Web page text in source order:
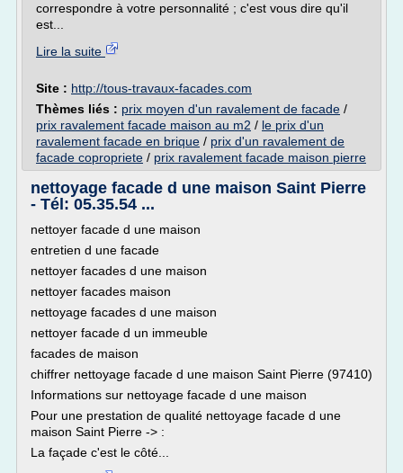
correspondre à votre personnalité ; c'est vous dire qu'il
est...
Lire la suite
Site : http://tous-travaux-facades.com
Thèmes liés : prix moyen d'un ravalement de facade /
prix ravalement facade maison au m2 / le prix d'un
ravalement facade en brique / prix d'un ravalement de
facade copropriete / prix ravalement facade maison pierre
nettoyage facade d une maison Saint Pierre
- Tél: 05.35.54 ...
nettoyer facade d une maison
entretien d une facade
nettoyer facades d une maison
nettoyer facades maison
nettoyage facades d une maison
nettoyer facade d un immeuble
facades de maison
chiffrer nettoyage facade d une maison Saint Pierre (97410)
Informations sur nettoyage facade d une maison
Pour une prestation de qualité nettoyage facade d une
maison Saint Pierre -> :
La façade c'est le côté...